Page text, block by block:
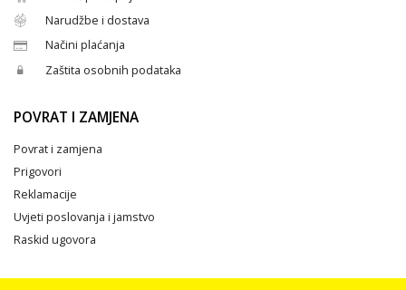
Narudžbe i dostava
Načini plaćanja
Zaštita osobnih podataka
POVRAT I ZAMJENA
Povrat i zamjena
Prigovori
Reklamacije
Uvjeti poslovanja i jamstvo
Raskid ugovora